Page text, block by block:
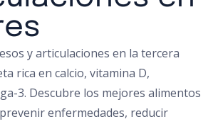
y articulaciones en la tercera
rica en calcio, vitamina D,
3. Descubre los mejores alimentos
enfermedades, reducir